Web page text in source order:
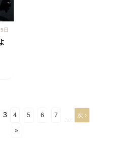
日
3 4 5 6 7 次 ›
»